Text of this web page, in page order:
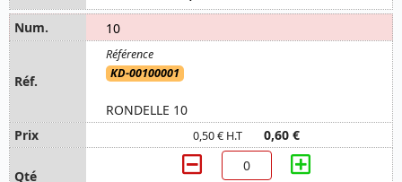
10
KD-00100001
RONDELLE 10
0,50 € H.T 0,60 €